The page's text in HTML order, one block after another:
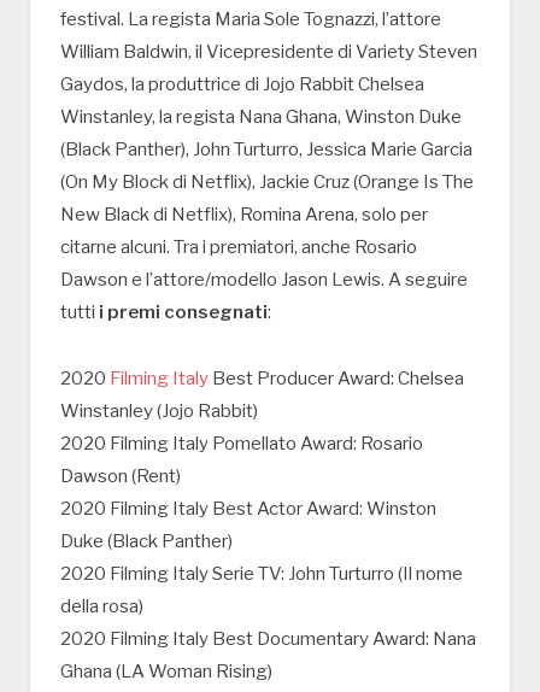
festival. La regista Maria Sole Tognazzi, l’attore
William Baldwin, il Vicepresidente di Variety Steven
Gaydos, la produttrice di Jojo Rabbit Chelsea
Winstanley, la regista Nana Ghana, Winston Duke
(Black Panther), John Turturro, Jessica Marie Garcia
(On My Block di Netflix), Jackie Cruz (Orange Is The
New Black di Netflix), Romina Arena, solo per
citarne alcuni. Tra i premiatori, anche Rosario
Dawson e l’attore/modello Jason Lewis. A seguire
tutti i premi consegnati:
2020 Filming Italy Best Producer Award: Chelsea
Winstanley (Jojo Rabbit)
2020 Filming Italy Pomellato Award: Rosario
Dawson (Rent)
2020 Filming Italy Best Actor Award: Winston
Duke (Black Panther)
2020 Filming Italy Serie TV: John Turturro (Il nome
della rosa)
2020 Filming Italy Best Documentary Award: Nana
Ghana (LA Woman Rising)